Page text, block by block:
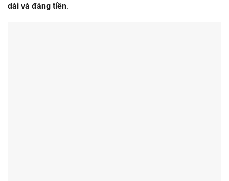
dài và đáng tiền.